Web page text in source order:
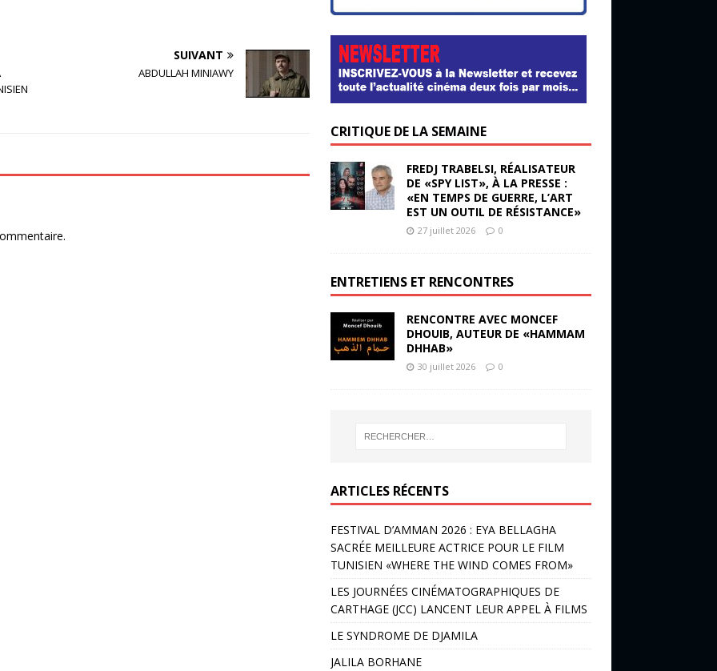
SUIVANT
ABDULLAH MINIAWY
CRITIQUE DE LA SEMAINE
FREDJ TRABELSI, RÉALISATEUR
DE «SPY LIST», À LA PRESSE :
«EN TEMPS DE GUERRE, L’ART
EST UN OUTIL DE RÉSISTANCE»
ENTRETIENS ET RENCONTRES
DHOUIB, AUTEUR DE «HAMMAM
DHHAB»
ARTICLES RÉCENTS
SACRÉE MEILLEURE ACTRICE POUR LE FILM
TUNISIEN «WHERE THE WIND COMES FROM»
LES JOURNÉES CINÉMATOGRAPHIQUES DE
CARTHAGE (JCC) LANCENT LEUR APPEL À FILMS
LE SYNDROME DE DJAMILA
JALILA BORHANE